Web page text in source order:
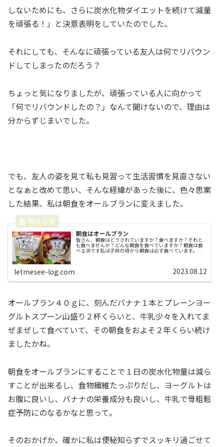
しないためにも、さらに炭水化物ダイエットを続けて減量
を頑張る！」と決意表明をしていたのでした。
それにしても、そんなに頑張っている友人は何でリバウン
ドしてしまったのだろう？
ちょっと気になりましたが、頑張っている人に向かって
「何でリバウンドしたの？」なんて聞けないので、理由は
分からずじまいでした。
でも、友人の姿を見て私も見習って生活習慣を見直さない
となぁと改めて思い、そんな経緯があった後に、色々思案
した結果、私は朝食をオールブランに変えました。
朝食はオールブラン
皆さん、朝食はどうされていますか？食べますか？それと
も食べませんか？どんな朝食を食べていますか？朝食は食
べる派です私は子供の頃から朝食は必ず食べています。な
letmesee-log.com 2023.08.12
オールブラン４０ｇに、刻んだバナナ１本とプレーンヨー
グルトスプーン山盛り２杯くらいと、牛乳少々を入れてま
ぜまぜして食べていて、その朝食をおよそ２年くらい続け
ましたかね。
朝食をオールブランにすることで１日の炭水化物量は減ら
すことが出来るし、食物繊維たっぷりだし、ヨーグルトは
お腹に良いし、バナナの栄養成分も良いし、牛乳で骨粗鬆
症予防にのなるかなと思って。
そのおかげか、確かに私は便秘知らずでスッキリ過ごせて